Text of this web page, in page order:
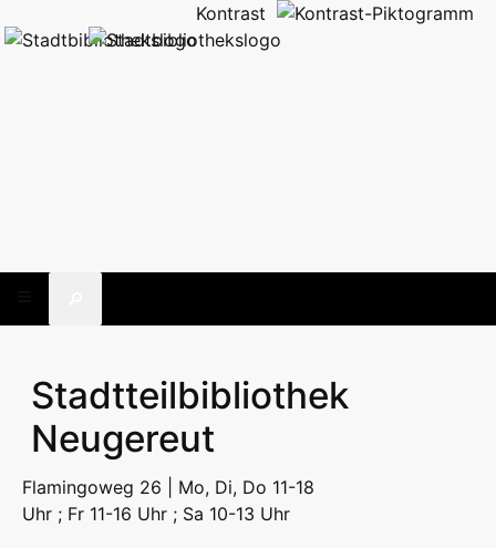
Kontrast
Stadtteilbibliothek
Neugereut
Flamingoweg 26 | Mo, Di, Do 11-18
Uhr ; Fr 11-16 Uhr ; Sa 10-13 Uhr